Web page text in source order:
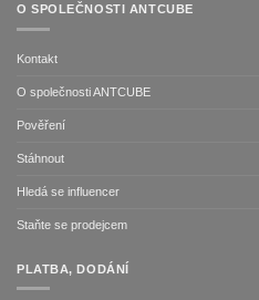
O SPOLEČNOSTI ANTCUBE
Kontakt
O společnosti ANTCUBE
Pověření
Stáhnout
Hledá se influencer
Staňte se prodejcem
PLATBA, DODÁNÍ